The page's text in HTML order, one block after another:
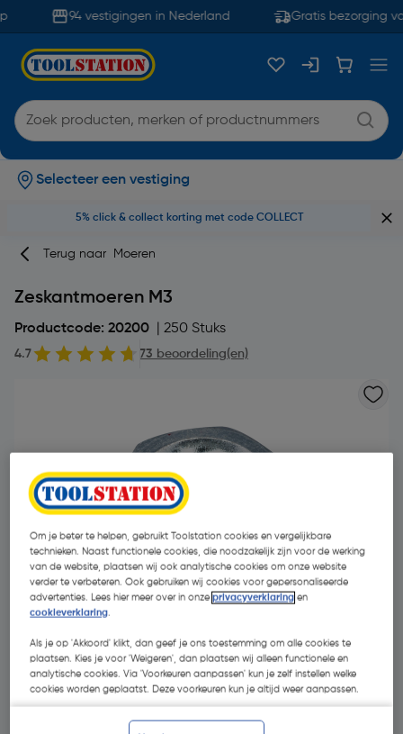
94 vestigingen in Nederland Gratis bezorging
Selecteer een vestiging
5% click & collect korting met code COLLECT
Terug naar Moeren
Zeskantmoeren M3
Productcode: 20200 | 250 Stuks
4.7 73 beoordeling(en)
€ 0,36| Excl. btw € 0,30
Om je beter te helpen, gebruikt Toolstation cookies en vergelijkbare
technieken. Naast functionele cookies, die noodzakelijk zijn voor de werking
van de website, plaatsen wij ook analytische cookies om onze website
verder te verbeteren. Ook gebruiken wij cookies voor gepersonaliseerde
advertenties. Lees hier meer over in onzeprivacyverklaring en
cookieverklaring.
Als je op 'Akkoord' klikt, dan geef je ons toestemming om alle cookies te
plaatsen. Kies je voor 'Weigeren', dan plaatsen wij alleen functionele en
analytische cookies. Via 'Voorkeuren aanpassen' kun je zelf instellen welke
cookies worden geplaatst. Deze voorkeuren kun je altijd weer aanpassen.